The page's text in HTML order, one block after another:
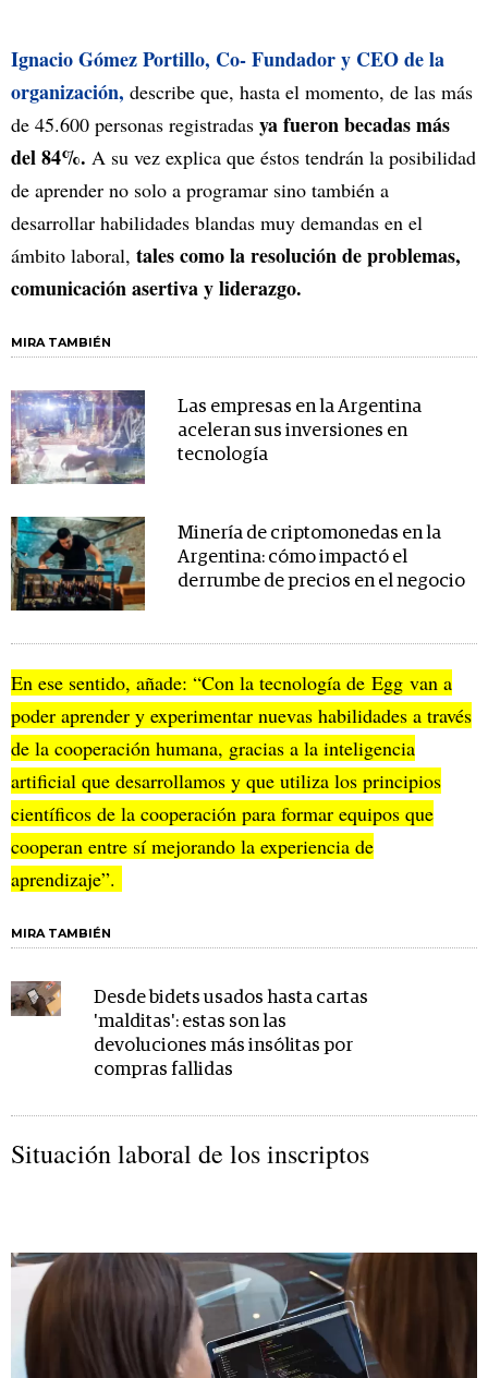
Ignacio Gómez Portillo, Co- Fundador y CEO de la
organización, describe que, hasta el momento, de las más
de 45.600 personas registradas ya fueron becadas más
del 84%. A su vez explica que éstos tendrán la posibilidad
de aprender no solo a programar sino también a
desarrollar habilidades blandas muy demandas en el
ámbito laboral, tales como la resolución de problemas,
comunicación asertiva y liderazgo.
MIRA TAMBIÉN
Las empresas en la Argentina
aceleran sus inversiones en
tecnología
Minería de criptomonedas en la
Argentina: cómo impactó el
derrumbe de precios en el negocio
En ese sentido, añade: “Con la tecnología de Egg van a
poder aprender y experimentar nuevas habilidades a través
de la cooperación humana, gracias a la inteligencia
artificial que desarrollamos y que utiliza los principios
científicos de la cooperación para formar equipos que
cooperan entre sí mejorando la experiencia de
aprendizaje”.
MIRA TAMBIÉN
Desde bidets usados hasta cartas
'malditas': estas son las
devoluciones más insólitas por
compras fallidas
Situación laboral de los inscriptos